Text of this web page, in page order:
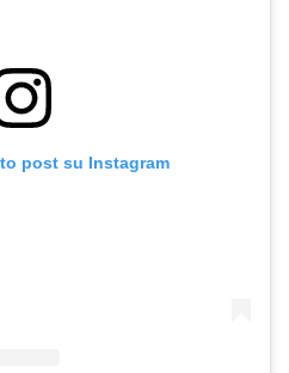
post su Instagram